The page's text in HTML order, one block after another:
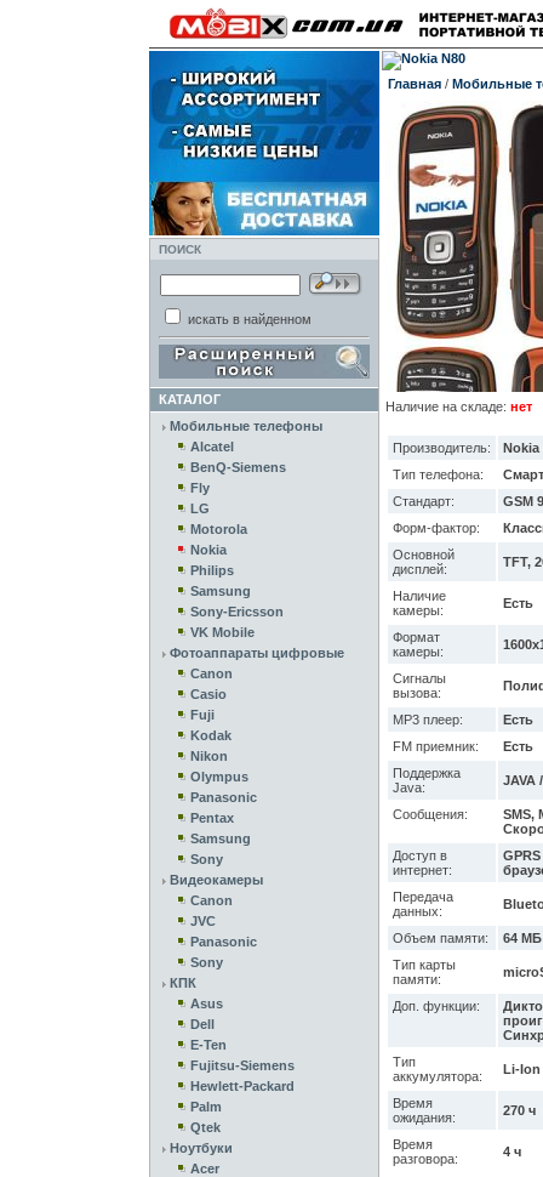
ПОИСК
искать в найденном
КАТАЛОГ
Мобильные телефоны
Alcatel
BenQ-Siemens
Fly
LG
Motorola
Nokia
Philips
Samsung
Sony-Ericsson
VK Mobile
Фотоаппараты цифровые
Canon
Casio
Fuji
Kodak
Nikon
Olympus
Panasonic
Pentax
Samsung
Sony
Видеокамеры
Canon
JVC
Panasonic
Sony
КПК
Asus
Dell
E-Ten
Fujitsu-Siemens
Hewlett-Packard
Palm
Qtek
Ноутбуки
Acer
Главная / Мобильные
Наличие на складе: нет
Производитель:
Nokia
Тип телефона:
Стандарт:
GSM
Форм-фактор:
Основной
дисплей:
TFT,
Наличие
камеры:
Есть
Формат
камеры:
Сигналы
вызова:
MP3 плеер:
Есть
FM приемник:
Есть
Поддержка
Java:
JAVA
Сообщения:
SMS,
Доступ в
интернет:
Передача
данных:
Объем памяти:
64 МБ
Тип карты
памяти:
Доп. функции:
Тип
аккумулятора:
Li-Ion
Время
ожидания:
270 ч
Время
разговора:
4 ч